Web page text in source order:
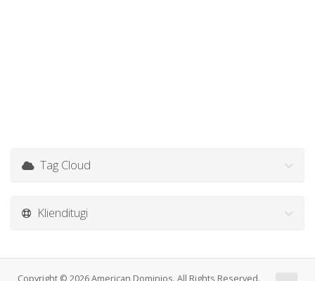
Tag Cloud
Klienditugi
Copyright © 2026 American Dominios. All Rights Reserved.